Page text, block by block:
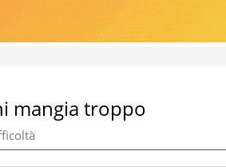
mangia troppo